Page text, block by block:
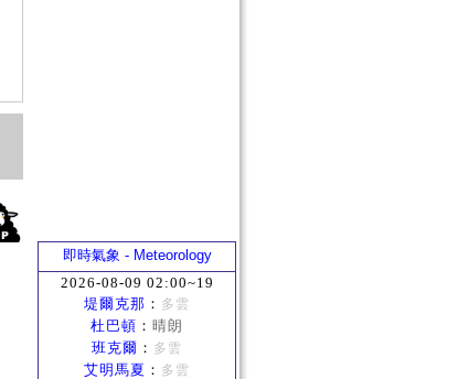
即時氣象 - Meteorology
2026-08-09 02:00~19
堤爾克那 ： 多雲
杜巴頓 ： 晴朗
班克爾 ： 多雲
艾明馬夏 ： 多雲